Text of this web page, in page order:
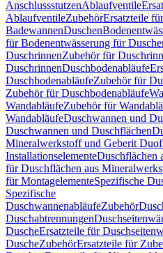
AnschlussstutzenAblaufventile
AblaufventileZubehörErsatzteile
BadewannenDuschen
für Bodenentwässerung für
DuschrinnenZubehör für
DuschrinnenDuschbodenabläufe
DuschbodenabläufeZubehör für
Zubehör für Duschbodenabläufe
WandabläufeZubehör für
WandabläufeDuschwannen und
Duschwannen und Duschflächen
Mineralwerkstoff und Geberit
InstallationselementeDuschflächen
für Duschflächen aus
für MontagelementeSpezifische
Spezifische
DuschwannenabläufeZubehör
Duschabtrennungen
DuscheErsatzteile für
DuscheZubehörErsatzteile für